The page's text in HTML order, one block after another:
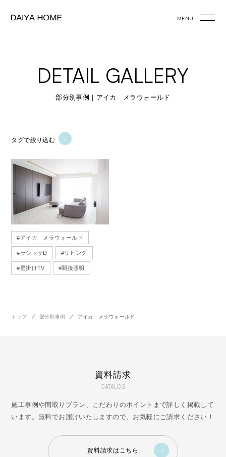
MENU
DETAIL GALLERY
部分別事例｜アイカ メラウォールド
タグで絞り込む
#アイカ メラウォールド
#ラシッサD #リビング
#壁掛けTV #間接照明
トップ 部分別事例 アイカ メラウォールド
資料請求
CATALOG
施工事例や間取りプラン、こだわりのポイントまで詳しく掲載して
います。無料でお届けいたしますので、お気軽にご請求ください！
資料請求はこちら